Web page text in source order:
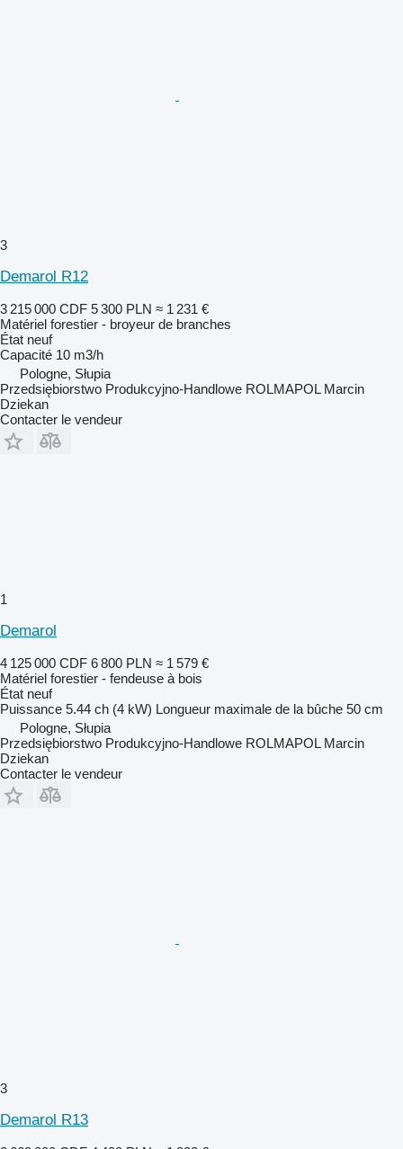
3
Demarol R12
3 215 000 CDF 5 300 PLN ≈ 1 231 €
Matériel forestier - broyeur de branches
État neuf
Capacité 10 m3/h
Pologne, Słupia
Przedsiębiorstwo Produkcyjno-Handlowe ROLMAPOL Marcin
Dziekan
Contacter le vendeur
1
Demarol
4 125 000 CDF 6 800 PLN ≈ 1 579 €
Matériel forestier - fendeuse à bois
État neuf
Puissance 5.44 ch (4 kW) Longueur maximale de la bûche 50 cm
Pologne, Słupia
Przedsiębiorstwo Produkcyjno-Handlowe ROLMAPOL Marcin
Dziekan
Contacter le vendeur
3
Demarol R13